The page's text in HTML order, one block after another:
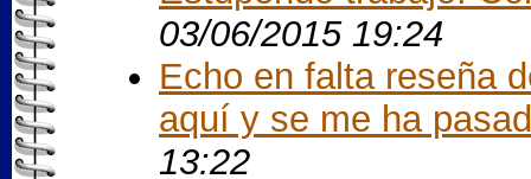
03/06/2015 19:24
Echo en falta reseña
aquí y se me ha
13:22